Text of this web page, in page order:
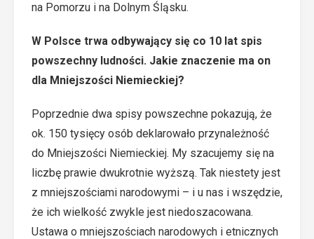
na Pomorzu i na Dolnym Śląsku.
W Polsce trwa odbywający się co 10 lat spis
powszechny ludności. Jakie znaczenie ma on
dla Mniejszości Niemieckiej?
Poprzednie dwa spisy powszechne pokazują, że
ok. 150 tysięcy osób deklarowało przynależność
do Mniejszości Niemieckiej. My szacujemy się na
liczbę prawie dwukrotnie wyższą. Tak niestety jest
z mniejszościami narodowymi – i u nas i wszędzie,
że ich wielkość zwykle jest niedoszacowana.
Ustawa o mniejszościach narodowych i etnicznych